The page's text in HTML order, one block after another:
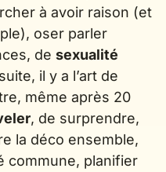
à avoir raison (et
oser parler
de sexualité
il y a l’art de
même après 20
, de surprendre,
la déco ensemble,
commune, planifier